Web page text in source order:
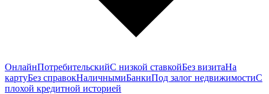
ОнлайнПотребительскийС низкой ставкойБез визитаНа
картуБез справокНаличнымиБанкиПод залог недвижимостиС
плохой кредитной историей